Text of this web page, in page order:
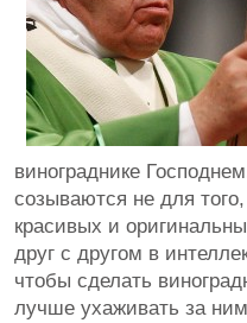
винограднике
созываются не для
красивых и
друг с другом в
чтобы сделать
лучше ухаживать за